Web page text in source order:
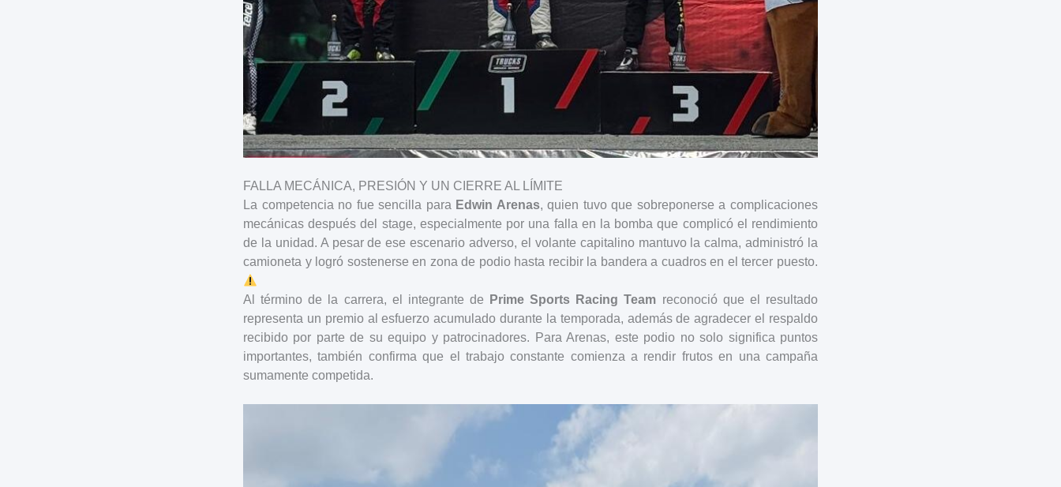
FALLA MECÁNICA, PRESIÓN Y UN CIERRE AL LÍMITE
La competencia no fue sencilla para Edwin Arenas, quien tuvo que sobreponerse a complicaciones
mecánicas después del stage, especialmente por una falla en la bomba que complicó el rendimiento
de la unidad. A pesar de ese escenario adverso, el volante capitalino mantuvo la calma, administró la
camioneta y logró sostenerse en zona de podio hasta recibir la bandera a cuadros en el tercer puesto.
Al término de la carrera, el integrante de Prime Sports Racing Team reconoció que el resultado
representa un premio al esfuerzo acumulado durante la temporada, además de agradecer el respaldo
recibido por parte de su equipo y patrocinadores. Para Arenas, este podio no solo significa puntos
importantes, también confirma que el trabajo constante comienza a rendir frutos en una campaña
sumamente competida.